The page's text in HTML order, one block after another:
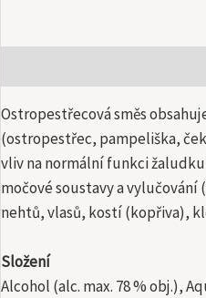
Ostropestřecová směs
(ostropestřec, pampeliška,
vliv na normální funkci
močové soustavy a
nehtů, vlasů, kostí (kopřiva),
Složení
Alcohol (alc. max. 78 % obj.),